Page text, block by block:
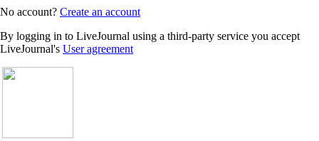
No account? Create an account
By logging in to LiveJournal using a third-party service you accept
LiveJournal's User agreement